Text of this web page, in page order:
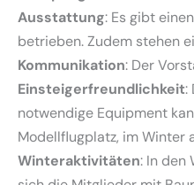
Ausstattung: Es gibt
betrieben. Zudem stehen
Kommunikation: Der
Einsteigerfreundlichkeit:
notwendige Equipment
Modellflugplatz, im Winter
Winteraktivitäten: In den